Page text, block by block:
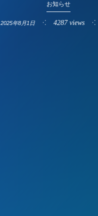
お知らせ
2025年8月1日 4287 views